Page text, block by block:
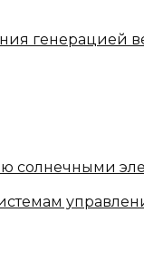
генерацией
солнечными